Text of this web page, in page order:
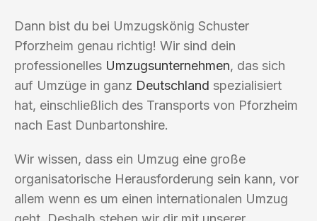
Dann bist du bei Umzugskönig Schuster
Pforzheim genau richtig! Wir sind dein
professionelles Umzugsunternehmen, das sich
auf Umzüge in ganz Deutschland spezialisiert
hat, einschließlich des Transports von Pforzheim
nach East Dunbartonshire.
Wir wissen, dass ein Umzug eine große
organisatorische Herausforderung sein kann, vor
allem wenn es um einen internationalen Umzug